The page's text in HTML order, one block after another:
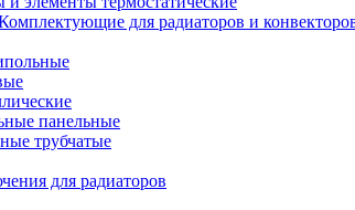
для радиаторов и
панельные
трубчатые
для радиаторов